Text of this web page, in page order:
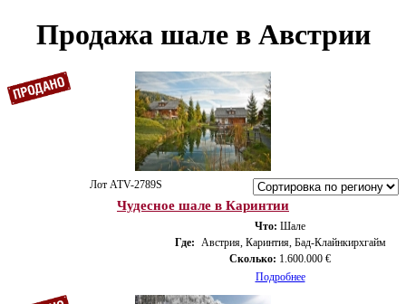
Продажа шале в Австрии
Лот ATV-2789S
Чудесное шале в Каринтии
Что: Шале
Где: Австрия, Каринтия, Бад-Клайнкирхгайм
Сколько: 1.600.000 €
Подробнее